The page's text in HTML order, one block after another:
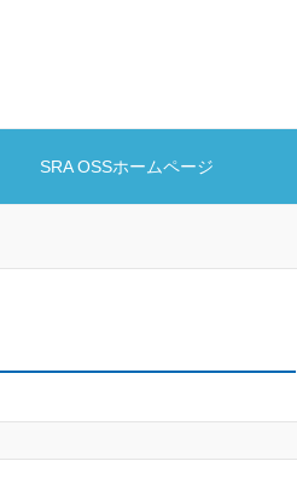
SRA OSSホームページ